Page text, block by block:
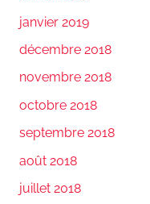
janvier 2019
décembre 2018
novembre 2018
octobre 2018
septembre 2018
août 2018
juillet 2018